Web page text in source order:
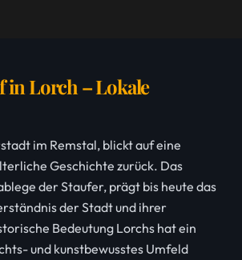
in Lorch – Lokale
im Remstal, blickt auf eine
Geschichte zurück. Das
der Staufer, prägt bis heute das
der Stadt und ihrer
Bedeutung Lorchs hat ein
und kunstbewusstes Umfeld